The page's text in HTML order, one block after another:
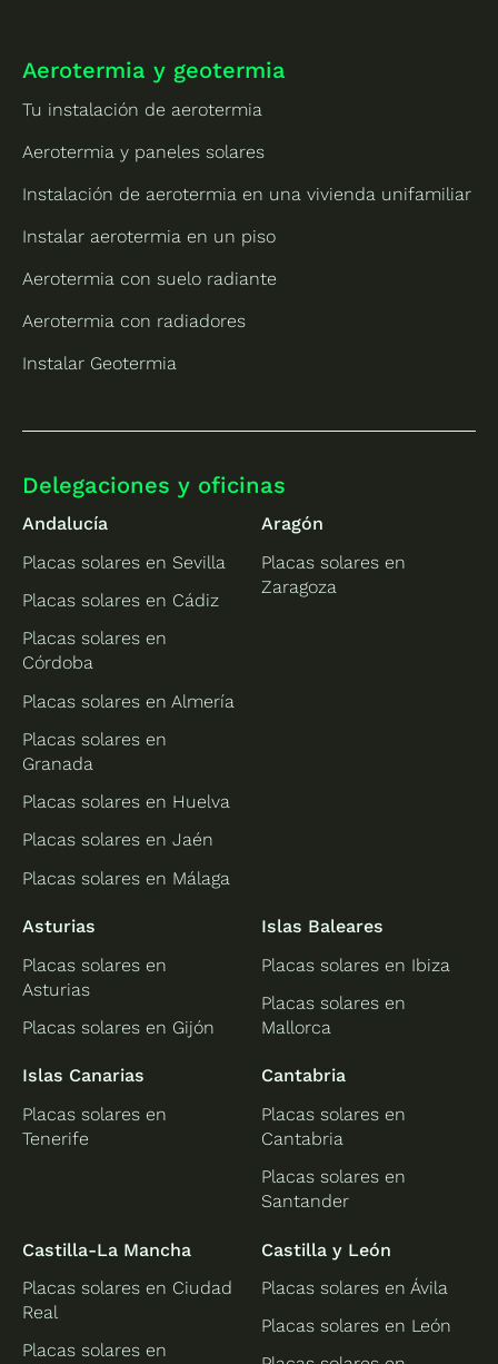
Aerotermia y geotermia
Tu instalación de aerotermia
Aerotermia y paneles solares
Instalación de aerotermia en una vivienda unifamiliar
Instalar aerotermia en un piso
Aerotermia con suelo radiante
Aerotermia con radiadores
Instalar Geotermia
Delegaciones y oficinas
Andalucía
Placas solares en Sevilla
Placas solares en Cádiz
Placas solares en
Córdoba
Placas solares en Almería
Placas solares en
Granada
Placas solares en Huelva
Placas solares en Jaén
Placas solares en Málaga
Aragón
Placas solares en
Zaragoza
Asturias
Placas solares en
Asturias
Placas solares en Gijón
Islas Baleares
Placas solares en Ibiza
Placas solares en
Mallorca
Islas Canarias
Placas solares en
Tenerife
Cantabria
Placas solares en
Cantabria
Placas solares en
Santander
Castilla-La Mancha
Placas solares en Ciudad
Real
Placas solares en
Castilla y León
Placas solares en Ávila
Placas solares en León